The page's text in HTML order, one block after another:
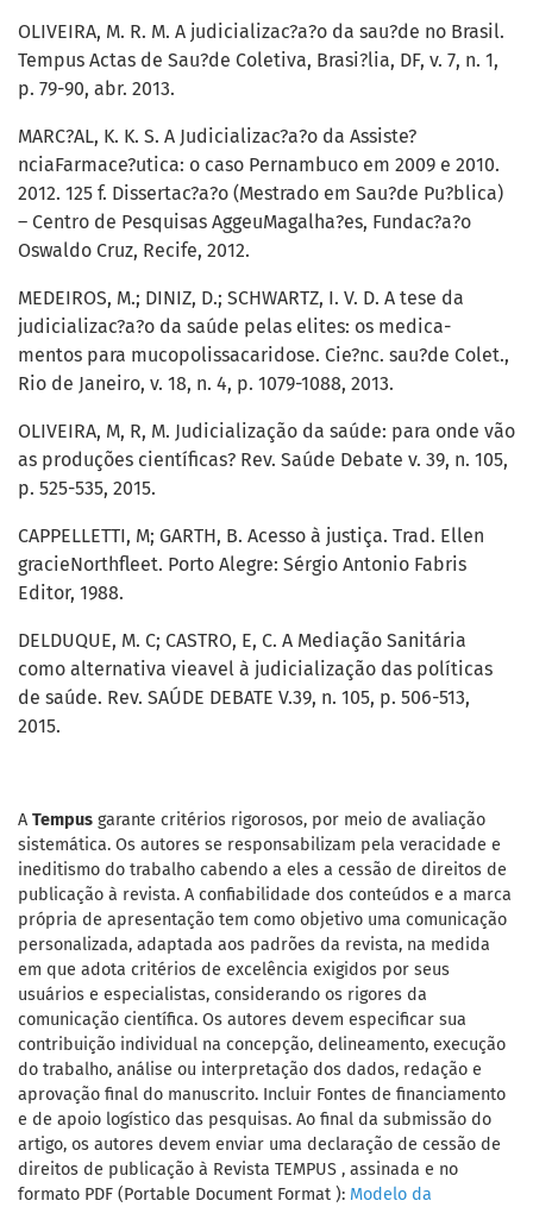
OLIVEIRA, M. R. M. A judicializac?a?o da sau?de no Brasil.
Tempus Actas de Sau?de Coletiva, Brasi?lia, DF, v. 7, n. 1,
p. 79-90, abr. 2013.
MARC?AL, K. K. S. A Judicializac?a?o da Assiste?
nciaFarmace?utica: o caso Pernambuco em 2009 e 2010.
2012. 125 f. Dissertac?a?o (Mestrado em Sau?de Pu?blica)
– Centro de Pesquisas AggeuMagalha?es, Fundac?a?o
Oswaldo Cruz, Recife, 2012.
MEDEIROS, M.; DINIZ, D.; SCHWARTZ, I. V. D. A tese da
judicializac?a?o da saúde pelas elites: os medica-
mentos para mucopolissacaridose. Cie?nc. sau?de Colet.,
Rio de Janeiro, v. 18, n. 4, p. 1079-1088, 2013.
OLIVEIRA, M, R, M. Judicialização da saúde: para onde vão
as produções científicas? Rev. Saúde Debate v. 39, n. 105,
p. 525-535, 2015.
CAPPELLETTI, M; GARTH, B. Acesso à justiça. Trad. Ellen
gracieNorthfleet. Porto Alegre: Sérgio Antonio Fabris
Editor, 1988.
DELDUQUE, M. C; CASTRO, E, C. A Mediação Sanitária
como alternativa vieavel à judicialização das políticas
de saúde. Rev. SAÚDE DEBATE V.39, n. 105, p. 506-513,
2015.
A Tempus garante critérios rigorosos, por meio de avaliação
sistemática. Os autores se responsabilizam pela veracidade e
ineditismo do trabalho cabendo a eles a cessão de direitos de
publicação à revista. A confiabilidade dos conteúdos e a marca
própria de apresentação tem como objetivo uma comunicação
personalizada, adaptada aos padrões da revista, na medida
em que adota critérios de excelência exigidos por seus
usuários e especialistas, considerando os rigores da
comunicação científica. Os autores devem especificar sua
contribuição individual na concepção, delineamento, execução
do trabalho, análise ou interpretação dos dados, redação e
aprovação final do manuscrito. Incluir Fontes de financiamento
e de apoio logístico das pesquisas. Ao final da submissão do
artigo, os autores devem enviar uma declaração de cessão de
direitos de publicação à Revista TEMPUS , assinada e no
formato PDF (Portable Document Format ): Modelo da